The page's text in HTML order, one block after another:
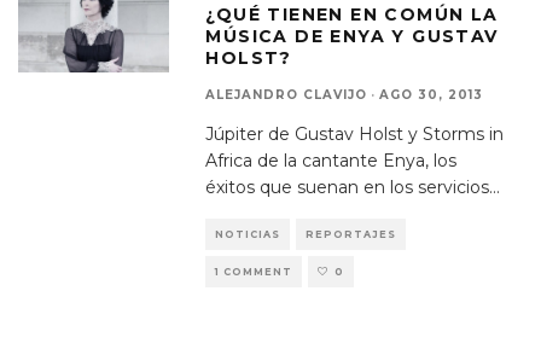
¿QUÉ TIENEN EN COMÚN LA
MÚSICA DE ENYA Y GUSTAV
HOLST?
ALEJANDRO CLAVIJO · AGO 30, 2013
Júpiter de Gustav Holst y Storms in
Africa de la cantante Enya, los
éxitos que suenan en los servicios...
NOTICIAS REPORTAJES
1 COMMENT 0